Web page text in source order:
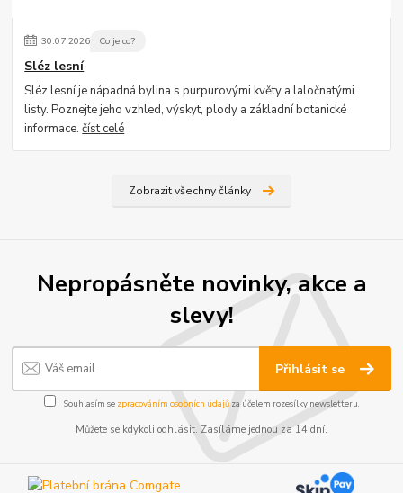
30.07.2026 Co je co?
Sléz lesní
Sléz lesní je nápadná bylina s purpurovými květy a laločnatými
listy. Poznejte jeho vzhled, výskyt, plody a základní botanické
informace.číst celé
Zobrazit všechny články
Nepropásněte novinky, akce a
slevy!
Přihlásit se
Souhlasím se zpracováním osobních údajůza účelem rozesílky newsletteru.
Můžete se kdykoli odhlásit. Zasíláme jednou za 14 dní.